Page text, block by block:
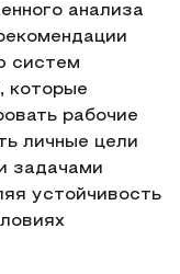
анализа
систем
которые
рабочие
личные цели
задачами
устойчивость